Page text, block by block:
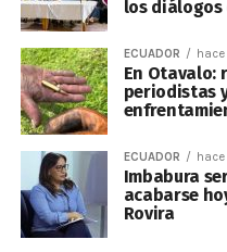
los diálogos
ECUADOR hace
En Otavalo:
periodistas
ECUADOR hace
Imbabura
acabarse
Rovira